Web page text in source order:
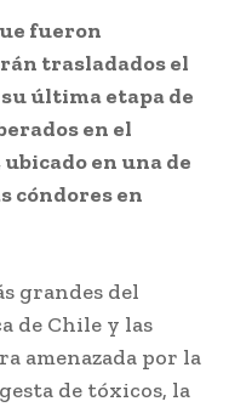
fueron
trasladados el
última etapa de
en el
en una de
cóndores en
grandes del
de Chile y las
amenazada por la
de tóxicos, la